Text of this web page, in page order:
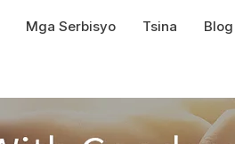
Mga Serbisyo Tsina Blog